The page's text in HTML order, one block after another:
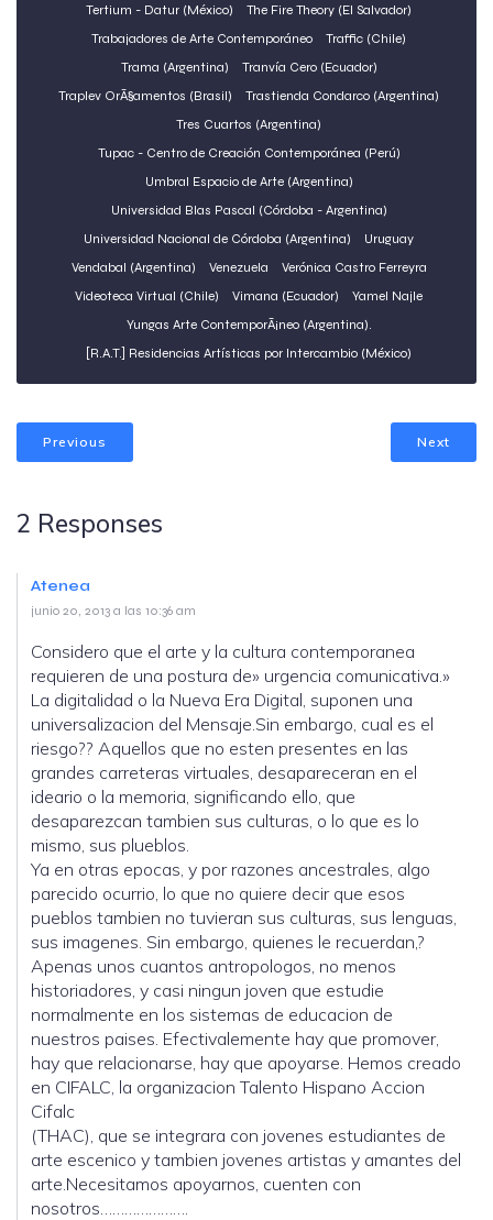
Tertium - Datur (México)
The Fire Theory (El Salvador)
Trabajadores de Arte Contemporáneo
Traffic (Chile)
Trama (Argentina)
Tranvía Cero (Ecuador)
Traplev OrÃ§amentos (Brasil)
Trastienda Condarco (Argentina)
Tres Cuartos (Argentina)
Tupac - Centro de Creación Contemporánea (Perú)
Umbral Espacio de Arte (Argentina)
Universidad Blas Pascal (Córdoba - Argentina)
Universidad Nacional de Córdoba (Argentina)
Uruguay
Vendabal (Argentina)
Venezuela
Verónica Castro Ferreyra
Videoteca Virtual (Chile)
Vimana (Ecuador)
Yamel Najle
Yungas Arte ContemporÃ¡neo (Argentina).
[R.A.T.] Residencias Artísticas por Intercambio (México)
Previous Next
2 Responses
Atenea
junio 20, 2013 a las 10:36 am
Considero que el arte y la cultura contemporanea
requieren de una postura de» urgencia comunicativa.»
La digitalidad o la Nueva Era Digital, suponen una
universalizacion del Mensaje.Sin embargo, cual es el
riesgo?? Aquellos que no esten presentes en las
grandes carreteras virtuales, desapareceran en el
ideario o la memoria, significando ello, que
desaparezcan tambien sus culturas, o lo que es lo
mismo, sus plueblos.
Ya en otras epocas, y por razones ancestrales, algo
parecido ocurrio, lo que no quiere decir que esos
pueblos tambien no tuvieran sus culturas, sus lenguas,
sus imagenes. Sin embargo, quienes le recuerdan,?
Apenas unos cuantos antropologos, no menos
historiadores, y casi ningun joven que estudie
normalmente en los sistemas de educacion de
nuestros paises. Efectivalemente hay que promover,
hay que relacionarse, hay que apoyarse. Hemos creado
en CIFALC, la organizacion Talento Hispano Accion
Cifalc
(THAC), que se integrara con jovenes estudiantes de
arte escenico y tambien jovenes artistas y amantes del
arte.Necesitamos apoyarnos, cuenten con
nosotros………………….